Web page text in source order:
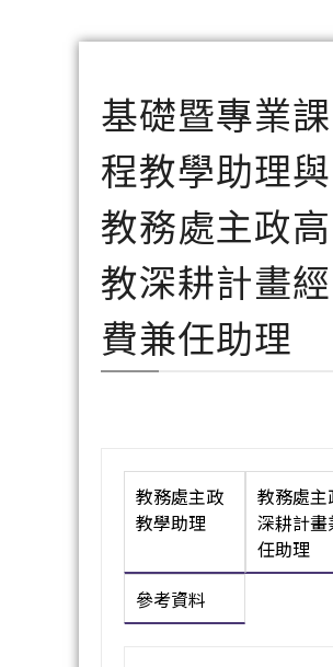
基礎暨專業課
程教學助理與
教務處主政高
教深耕計畫經
費兼任助理
教務處主政
教學助理
教務處主
深耕計畫
任助理
參考資料